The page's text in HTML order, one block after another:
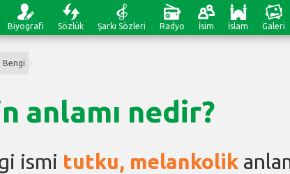
Biyografi Sözlük Şarkı Sözleri Radyo İsim İslam Galeri
Bengi
anlamı nedir?
ismi tutku, melankolik